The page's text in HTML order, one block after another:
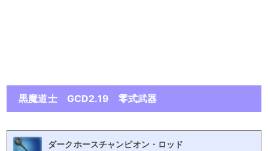
黒魔道士 GCD2.19 零式武器
ダークホースチャンピオン・ロッド